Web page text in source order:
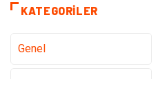
KATEGORILER
Genel